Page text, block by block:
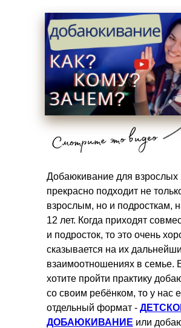
Добаюкивание для взрослых
прекрасно подходит не
взрослым, но и подросткам,
12 лет. Когда приходят
и подросток, то это очень
сказывается на их
взаимоотношениях в семье.
хотите пройти практику
со своим ребёнком, то у нас
отдельный формат -
ДОБАЮКИВАНИЕ или